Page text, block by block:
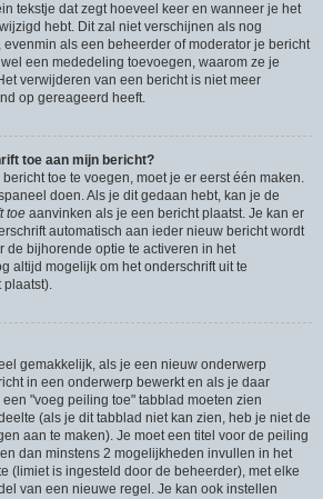
tekstje dat zegt hoeveel keer en wanneer je het
hebt. Dit zal niet verschijnen als nog
als een beheerder of moderator je bericht
een mededeling toevoegen, waarom ze je
verwijderen van een bericht is niet meer
op gereageerd heeft.
toe aan mijn bericht?
toe te voegen, moet je er eerst één maken.
doen. Als je dit gedaan hebt, kan je de
toe aanvinken als je een bericht plaatst. Je kan er
automatisch aan ieder nieuw bericht wordt
de bijhorende optie te activeren in het
altijd mogelijk om het onderschrift uit te
plaatst).
gemakkelijk, als je een nieuw onderwerp
in een onderwerp bewerkt en als je daar
"voeg peiling toe" tabblad moeten zien
(als je dit tabblad niet kan zien, heb je niet de
aan te maken). Je moet een titel voor de peiling
dan minstens 2 mogelijkheden invullen in het
(limiet is ingesteld door de beheerder), met elke
van een nieuwe regel. Je kan ook instellen